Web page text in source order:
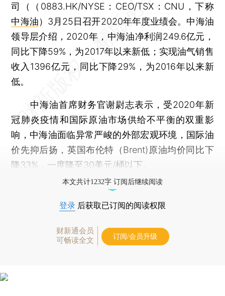
司（（0883.HK/NYSE：CEO/TSX：CNU，下称
中海油）3月25日召开2020年年度业绩会。中海油
领导层介绍，2020年，中海油净利润249.6亿元，
同比下降59%，为2017年以来新低；实现油气销售
收入1396亿元，同比下降29%，为2016年以来新
低。
中海油首席财务官谢尉志表示，受2020年新
冠肺炎疫情和国际原油市场供给不平衡的双重影
响，中海油面临异常严峻的外部宏观环境，国际油
价先抑后扬，英国布伦特（Brent)原油均价同比下
降33%，一度降至30美元/桶以下。
本文共计1232字 订阅后继续阅读
登录 后获取已订阅的阅读权限
财新通会员
可畅读全文
订阅/会员升级